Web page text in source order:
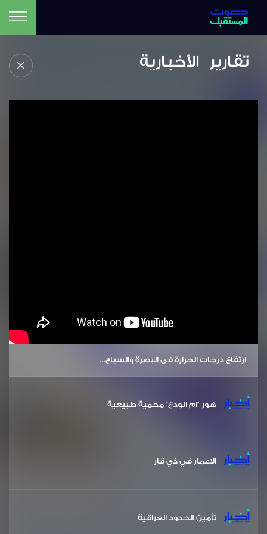
تقارير الأخبارية
ارتفاع درجات الحرارة في البصرة والسباح...
هور “ام الودع” محمية طبيعية
الاعمار في ذي قار
تأمين الحدود العراقية